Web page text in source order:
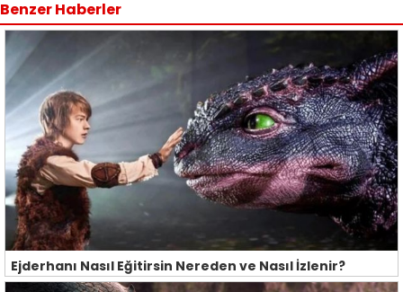
Benzer Haberler
Ejderhanı Nasıl Eğitirsin Nereden ve Nasıl İzlenir?